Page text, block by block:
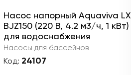
Насос напорный Aquaviva LX
BJZ150 (220 В, 4.2 м3/ч, 1 кВт)
для водоснабжения
Насосы для бассейнов
Код: 24107